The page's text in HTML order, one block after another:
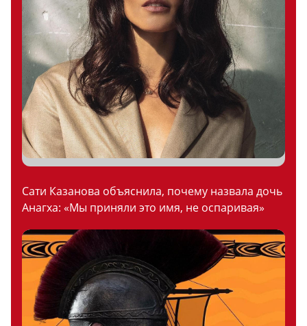
Сати Казанова объяснила, почему назвала дочь
Анагха: «Мы приняли это имя, не оспаривая»